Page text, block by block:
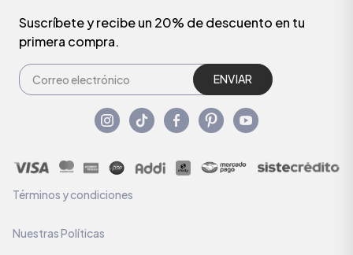
Suscríbete y recibe un 20% de descuento en tu
primera compra.
ENVIAR
Términos y condiciones
Nuestras Políticas